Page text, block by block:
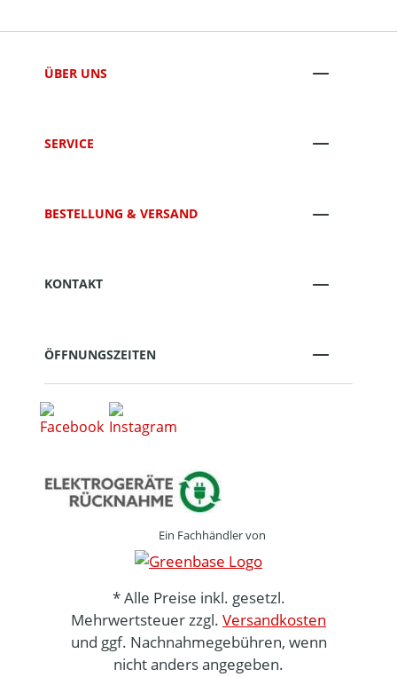
ÜBER UNS
SERVICE
BESTELLUNG & VERSAND
KONTAKT
ÖFFNUNGSZEITEN
Ein Fachhändler von
* Alle Preise inkl. gesetzl.
Mehrwertsteuer zzgl. Versandkosten
und ggf. Nachnahmegebühren, wenn
nicht anders angegeben.